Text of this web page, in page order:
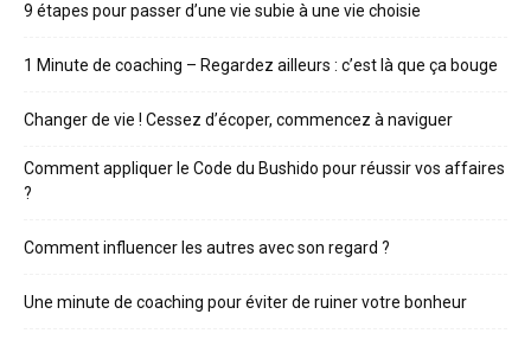
9 étapes pour passer d’une vie subie à une vie choisie
1 Minute de coaching – Regardez ailleurs : c’est là que ça bouge
Changer de vie ! Cessez d’écoper, commencez à naviguer
Comment appliquer le Code du Bushido pour réussir vos affaires
?
Comment influencer les autres avec son regard ?
Une minute de coaching pour éviter de ruiner votre bonheur